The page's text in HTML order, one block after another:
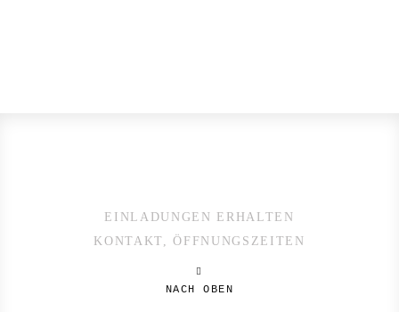
EINLADUNGEN ERHALTEN
KONTAKT, ÖFFNUNGSZEITEN
NACH OBEN